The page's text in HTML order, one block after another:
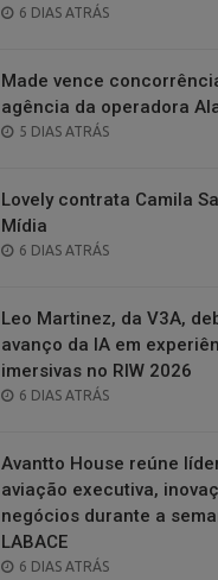
POSTED
6 DIAS ATRÁS
Made vence
agência da operadora
POSTED
5 DIAS ATRÁS
Lovely contrata Camila
Mídia
POSTED
6 DIAS ATRÁS
Leo Martinez, da V3A,
avanço da IA em
imersivas no RIW 2026
POSTED
6 DIAS ATRÁS
Avantto House reúne
aviação executiva,
negócios durante a
LABACE
POSTED
6 DIAS ATRÁS